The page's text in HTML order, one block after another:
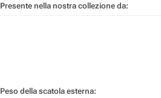
Presente nella nostra collezione da:
Peso della scatola esterna: